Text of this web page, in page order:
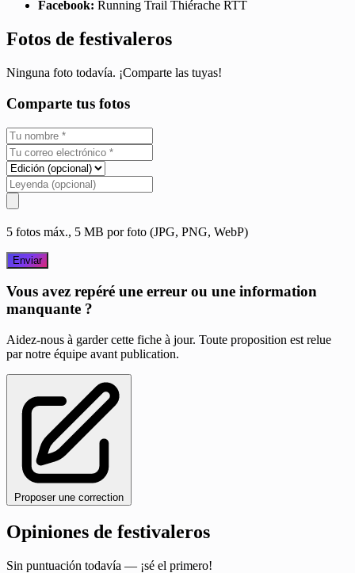
Facebook: Running Trail Thiérache RTT
Fotos de festivaleros
Ninguna foto todavía. ¡Comparte las tuyas!
Comparte tus fotos
5 fotos máx., 5 MB por foto (JPG, PNG, WebP)
Enviar
Vous avez repéré une erreur ou une information
manquante ?
Aidez-nous à garder cette fiche à jour. Toute proposition est relue
par notre équipe avant publication.
Proposer une correction
Opiniones de festivaleros
Sin puntuación todavía — ¡sé el primero!